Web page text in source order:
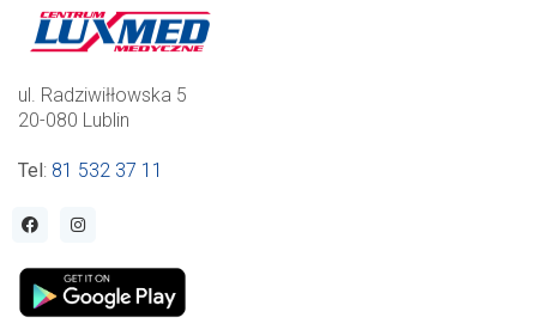
ul. Radziwiłłowska 5
20-080 Lublin
Tel : 81 532 37 11